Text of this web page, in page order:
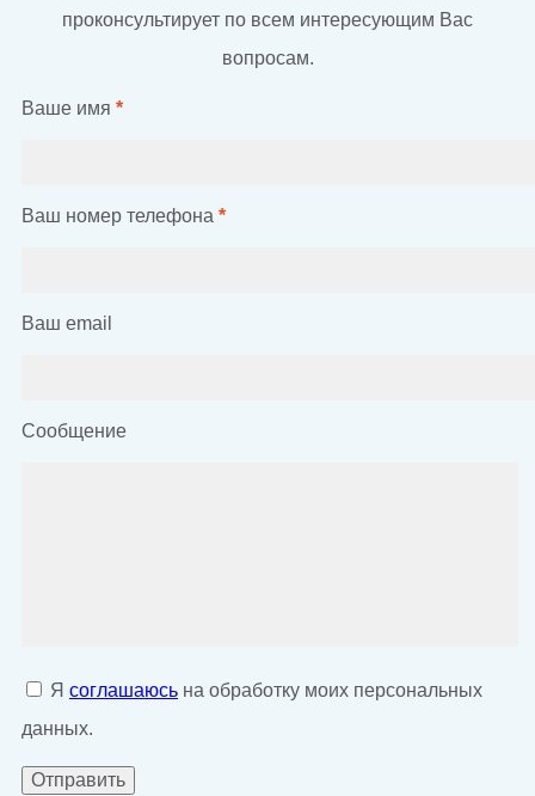
проконсультирует по всем интересующим Вас
вопросам.
Ваше имя *
Ваш номер телефона *
Ваш email
Сообщение
Я соглашаюсь на обработку моих персональных
данных.